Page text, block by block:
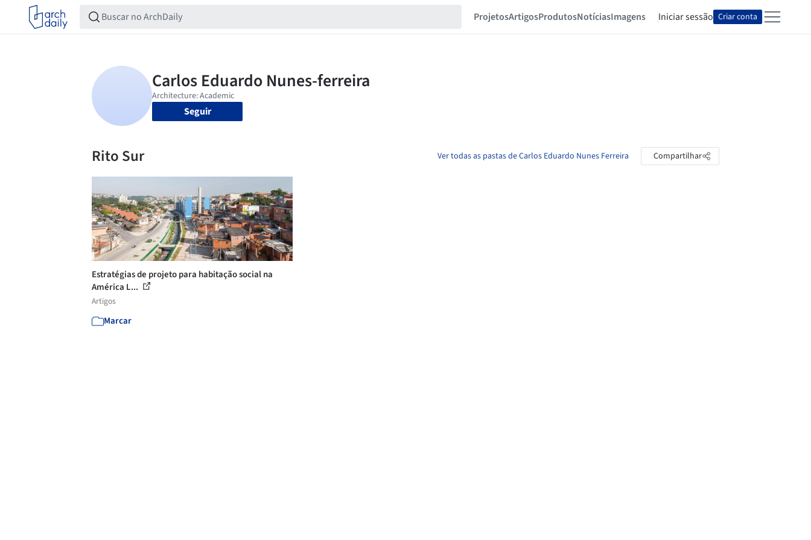
ProjetosArtigosProdutosNotíciasImagens Iniciar sessão Criar conta
Seguir
Rito Sur Ver todas as pastas de Carlos Eduardo Nunes Ferreira Compartilhar
Estratégias de projeto para habitação social na
América L...
Artigos
Marcar